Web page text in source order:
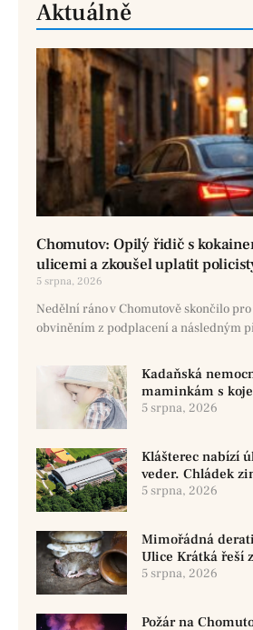
Aktuálně
Chomutov: Opilý řidič s
ulicemi a zkoušel uplatit
5 srpna, 2026
Nedělní ráno v Chomutově skončilo
obviněním z podplacení a následným
Kadaňská
maminkám s
začíná už před
5 srpna, 2026
Klášterec nabízí
veder. Chládek
pomůže
5 srpna, 2026
Mimořádná
Ulice Krátká řeší
hlodavců
5 srpna, 2026
Požár na